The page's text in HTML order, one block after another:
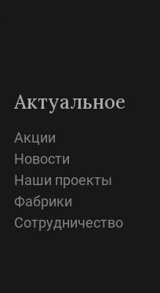
Актуальное
Акции
Новости
Наши проекты
Фабрики
Сотрудничество